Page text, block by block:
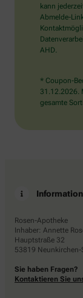
Auto.
kann
Abmelde-
AHD.
* Coupon-
31.12.2026.
gesamte
Rosen-Apotheke
Inhaber: Annette
Hauptstraße 32
53819 Neunkirchen-
Sie haben Fragen?
Kontaktieren Sie